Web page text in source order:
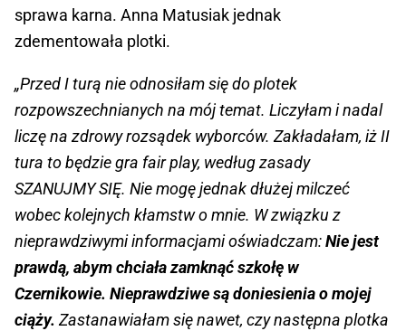
sprawa karna. Anna Matusiak jednak
zdementowała plotki.
„Przed I turą nie odnosiłam się do plotek
rozpowszechnianych na mój temat. Liczyłam i nadal
liczę na zdrowy rozsądek wyborców. Zakładałam, iż II
tura to będzie gra fair play, według zasady
SZANUJMY SIĘ. Nie mogę jednak dłużej milczeć
wobec kolejnych kłamstw o mnie. W związku z
nieprawdziwymi informacjami oświadczam:Nie jest
prawdą, abym chciała zamknąć szkołę w
Czernikowie. Nieprawdziwe są doniesienia o mojej
ciąży. Zastanawiałam się nawet, czy następna plotka